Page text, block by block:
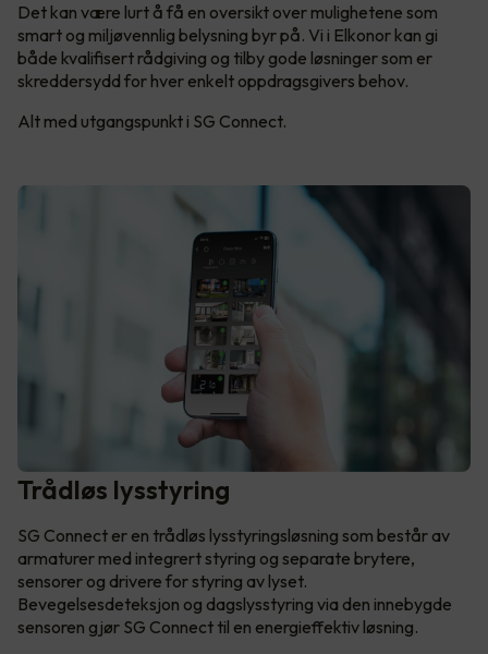
Det kan være lurt å få en oversikt over mulighetene som
smart og miljøvennlig belysning byr på. Vi i Elkonor kan gi
både kvalifisert rådgiving og tilby gode løsninger som er
skreddersydd for hver enkelt oppdragsgivers behov.
Alt med utgangspunkt i SG Connect.
Trådløs lysstyring
SG Connect er en trådløs lysstyringsløsning som består av
armaturer med integrert styring og separate brytere,
sensorer og drivere for styring av lyset.
Bevegelsesdeteksjon og dagslysstyring via den innebygde
sensoren gjør SG Connect til en energieffektiv løsning.